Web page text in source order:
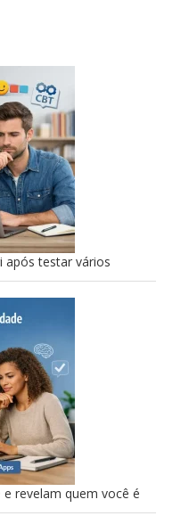
após testar vários
revelam quem você é